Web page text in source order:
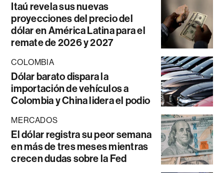
Itaú revela sus nuevas
proyecciones del precio del
dólar en América Latina para el
remate de 2026 y 2027
COLOMBIA
Dólar barato dispara la
importación de vehículos a
Colombia y China lidera el podio
MERCADOS
El dólar registra su peor semana
en más de tres meses mientras
crecen dudas sobre la Fed